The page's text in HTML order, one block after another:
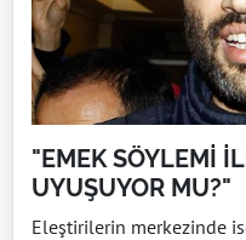
"EMEK SÖYLEMİ
UYUŞUYOR MU?"
Eleştirilerin merkezinde